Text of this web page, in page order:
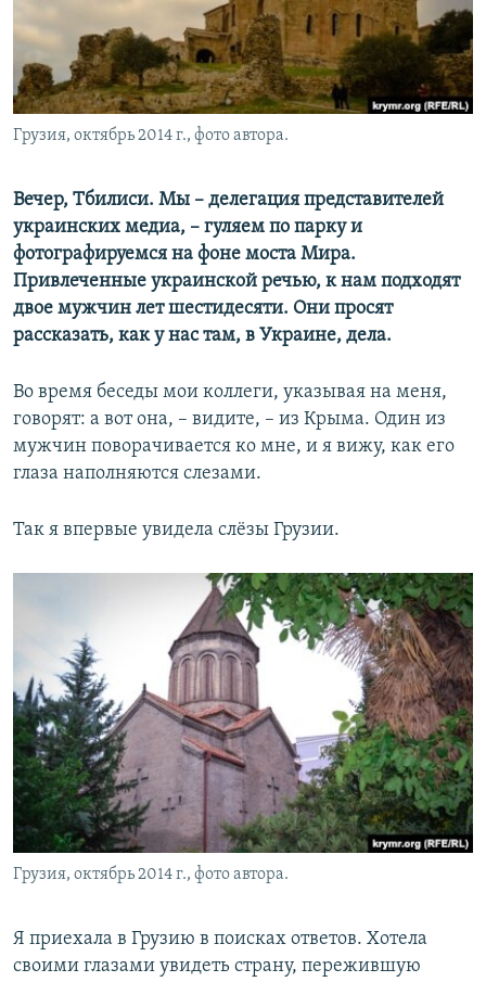
ПОБЕДИТЕЛЕЙ НЕ СУДЯТ?
КРЫМ.НЕПОКОРЕННЫЙ
ELIFBE
УКРАИНСКАЯ ПРОБЛЕМА КРЫМА
Грузия, октябрь 2014 г., фото автора.
Вечер, Тбилиси. Мы – делегация представителей
украинских медиа, – гуляем по парку и
фотографируемся на фоне моста Мира.
Привлеченные украинской речью, к нам подходят
двое мужчин лет шестидесяти. Они просят
рассказать, как у нас там, в Украине, дела.
Во время беседы мои коллеги, указывая на меня,
говорят: а вот она, – видите, – из Крыма. Один из
мужчин поворачивается ко мне, и я вижу, как его
глаза наполняются слезами.
Так я впервые увидела слёзы Грузии.
Грузия, октябрь 2014 г., фото автора.
Я приехала в Грузию в поисках ответов. Хотела
своими глазами увидеть страну, пережившую